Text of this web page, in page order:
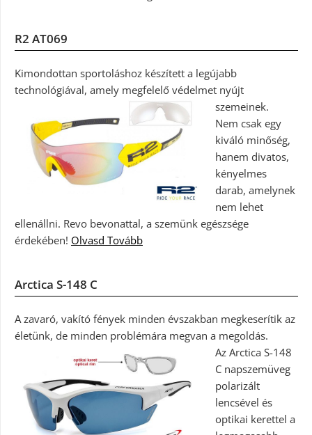
R2 AT069
Kimondottan sportoláshoz készített a legújabb
technológiával, amely megfelelő védelmet nyújt
szemeinek.
Nem csak egy
kiváló minőség,
hanem divatos,
kényelmes
darab, amelynek
nem lehet
ellenállni. Revo bevonattal, a szemünk egészsége
érdekében! Olvasd Tovább
Arctica S-148 C
A zavaró, vakító fények minden évszakban megkeserítik az
életünk, de minden problémára megvan a megoldás.
Az Arctica S-148
C napszemüveg
polarizált
lencsével és
optikai kerettel a